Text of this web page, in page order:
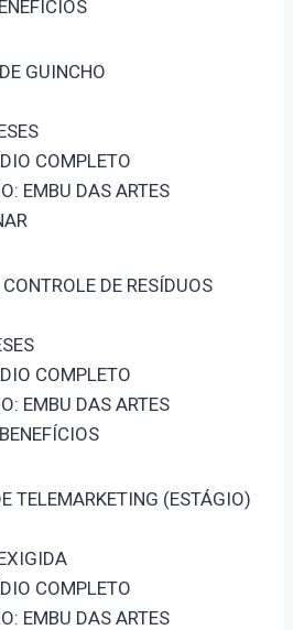
GUINCHO
COMPLETO
EMBU DAS ARTES
DE RESÍDUOS
COMPLETO
EMBU DAS ARTES
TELEMARKETING (ESTÁGIO)
COMPLETO
EMBU DAS ARTES